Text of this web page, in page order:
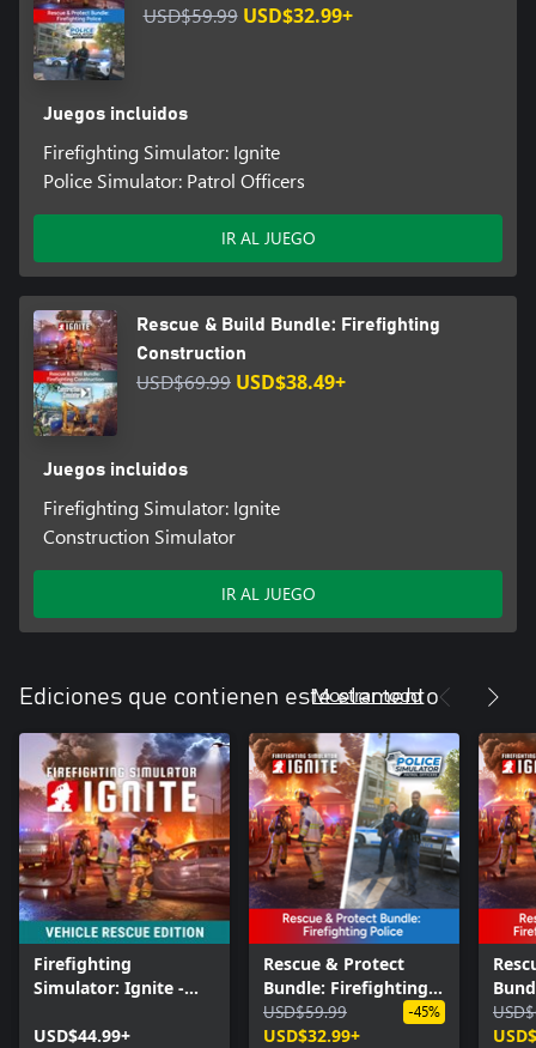
USD$59.99 USD$32.99+
Juegos incluidos
Firefighting Simulator: Ignite
Police Simulator: Patrol Officers
IR AL JUEGO
Rescue & Build Bundle: Firefighting
Construction
USD$69.99 USD$38.49+
Juegos incluidos
Firefighting Simulator: Ignite
Construction Simulator
IR AL JUEGO
Ediciones que contienen este elemento
Mostrar todo
Firefighting
Simulator: Ignite -
Edition
USD$44.99+
Rescue & Protect
Bundle: Firefighting
Police
USD$59.99
USD$32.99+
-45%